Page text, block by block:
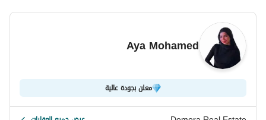
Aya Mohamed
معلن بجودة عالية